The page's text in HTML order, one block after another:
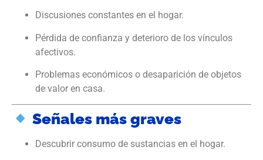
Discusiones constantes en el hogar.
Pérdida de confianza y deterioro de los vínculos
afectivos.
Problemas económicos o desaparición de objetos
de valor en casa.
Señales más graves
Descubrir consumo de sustancias en el hogar.